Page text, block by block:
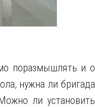
поразмышлять и о
нужна ли бригада
ли установить